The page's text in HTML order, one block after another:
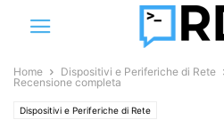
Home Dispositivi e Periferiche di Rete
Recensione completa
Dispositivi e Periferiche di Rete